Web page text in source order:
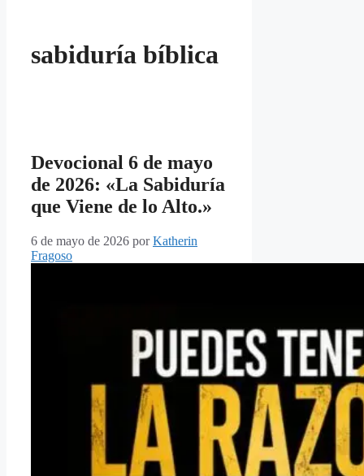
sabiduría bíblica
Devocional 6 de mayo
de 2026: «La Sabiduría
que Viene de lo Alto.»
6 de mayo de 2026 porKatherin
Fragoso